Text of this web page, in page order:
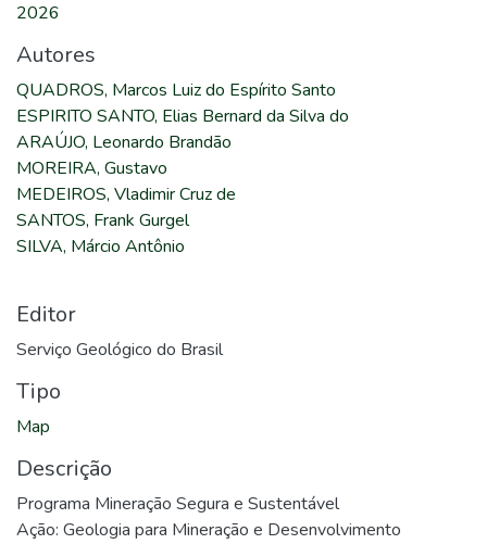
2026
Autores
QUADROS, Marcos Luiz do Espírito Santo
ESPIRITO SANTO, Elias Bernard da Silva do
ARAÚJO, Leonardo Brandão
MOREIRA, Gustavo
MEDEIROS, Vladimir Cruz de
SANTOS, Frank Gurgel
SILVA, Márcio Antônio
Editor
Serviço Geológico do Brasil
Tipo
Map
Descrição
Programa Mineração Segura e Sustentável
Ação: Geologia para Mineração e Desenvolvimento